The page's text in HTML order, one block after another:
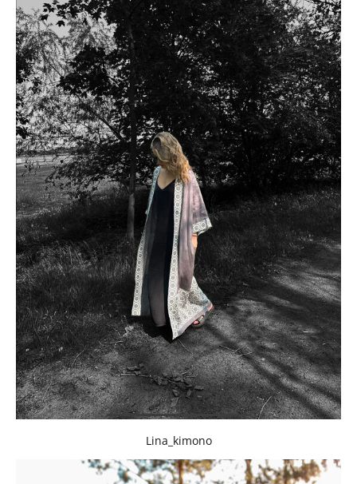
Lina_kimono